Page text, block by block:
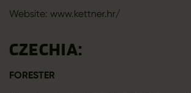
Website: www.kettner.hr/
CZECHIA:
FORESTER